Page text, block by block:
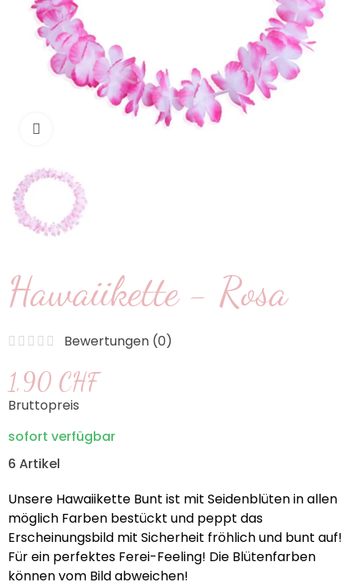
Hawaiikette - Rosa
Bewertungen (0)
1,90 CHF
Bruttopreis
sofort verfügbar
6 Artikel
Unsere Hawaiikette Bunt ist mit Seidenblüten in allen
möglich Farben bestückt und peppt das
Erscheinungsbild mit Sicherheit fröhlich und bunt auf!
Für ein perfektes Ferei-Feeling! Die Blütenfarben
können vom Bild abweichen!